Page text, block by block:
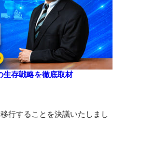
生存戦略を徹底取材
行することを決議いたしまし